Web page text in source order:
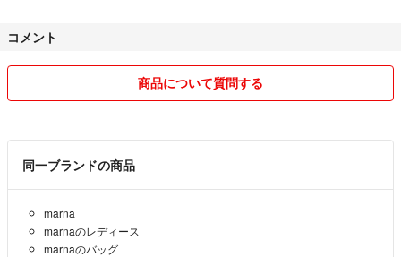
到着しないですっての事は過去有りません
商品は基本綺麗な物しか出しません
細かく状態書きますが気になる事は聞いて下さい
コメント
商品について質問する
同一ブランドの商品
marna
marnaのレディース
marnaのバッグ